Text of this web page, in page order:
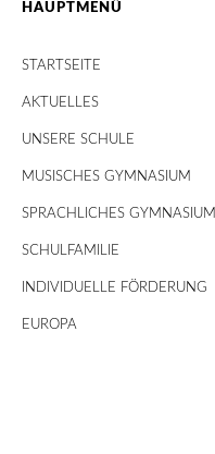
HAUPTMENÜ
STARTSEITE
AKTUELLES
UNSERE SCHULE
MUSISCHES GYMNASIUM
SPRACHLICHES GYMNASIUM
SCHULFAMILIE
INDIVIDUELLE FÖRDERUNG
EUROPA